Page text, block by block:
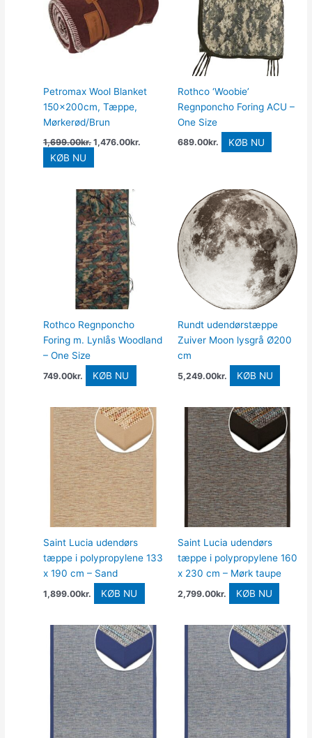
Petromax Wool Blanket
150x200cm, Tæppe,
Mørkerød/Brun
1,699.00kr.
1,699.00kr..
1,476.00kr.
1,476.00kr..
KØB NU
Rothco ‘Woobie’
Regnponcho Foring ACU –
One Size
689.00kr. KØB NU
Rothco Regnponcho
Foring m. Lynlås Woodland
– One Size
749.00kr. KØB NU
Rundt udendørstæppe
Zuiver Moon lysgrå Ø200
cm
5,249.00kr. KØB NU
Saint Lucia udendørs
tæppe i polypropylene 133
x 190 cm – Sand
1,899.00kr. KØB NU
Saint Lucia udendørs
tæppe i polypropylene 160
x 230 cm – Mørk taupe
2,799.00kr. KØB NU